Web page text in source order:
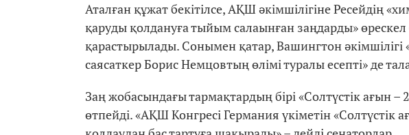
Аталған құжат бекітілсе, АҚШ әкімшілігіне Ресейдің
қаруды қолдануға тыйым салаынған заңдарды»
қарастырылады. Сонымен қатар, Вашингтон әкімшілігі
саясаткер Борис Немцовтың өлімі туралы есепті» де
Заң жобасындағы тармақтардың бірі «Солтүстік ағын
өтпейді. «АҚШ Конгресі Германия үкіметін «Солтүстік